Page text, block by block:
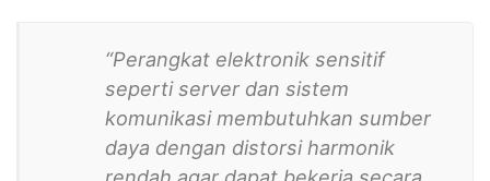
“Perangkat elektronik sensitif
seperti server dan sistem
komunikasi membutuhkan sumber
daya dengan distorsi harmonik